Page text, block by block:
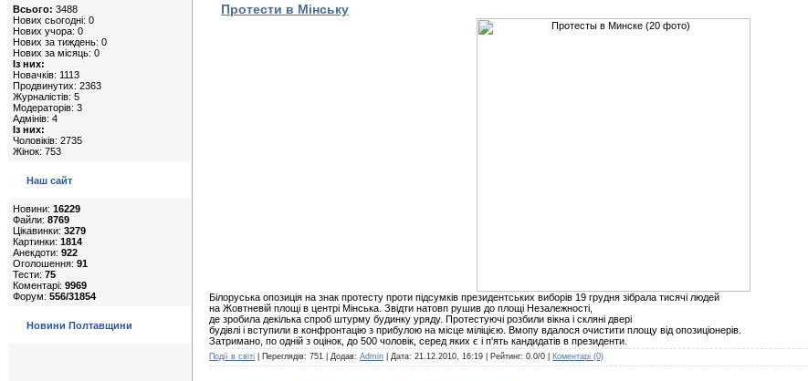
Всього: 3488
Нових сьогодні: 0
Нових учора: 0
Нових за тиждень: 0
Нових за місяць: 0
Із них:
Новачків: 1113
Продвинутих: 2363
Журналістів: 5
Модераторів: 3
Адмінів: 4
Із них:
Чоловіків: 2735
Жінок: 753
Наш сайт
Новини: 16229
Файли: 8769
Цікавинки: 3279
Картинки: 1814
Анекдоти: 922
Оголошення: 91
Тести: 75
Коментарі: 9969
Форум: 556/31854
Новини Полтавщини
Протести в Мінську
Білоруська опозиція на знак протесту проти підсумків президентських виборів 19 грудня зібрала тисячі людей
на Жовтневій площі в центрі Мінська. Звідти натовп рушив до площі Незалежності,
де зробила декілька спроб штурму будинку уряду. Протестуючі розбили вікна і скляні двері
будівлі і вступили в конфронтацію з прибулою на місце міліцією. Вмопу вдалося очистити площу від опозиціонерів.
Затримано, по одній з оцінок, до 500 чоловік, серед яких є і п'ять кандидатів в президенти.
Події в світі | Переглядів: 751 | Додав: Admin | Дата: 21.12.2010, 16:19 | Рейтинг: 0.0/0 | Коментарі (0)